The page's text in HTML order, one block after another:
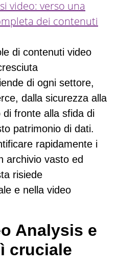
video: verso una
dei contenuti
di contenuti video
di ogni settore,
dalla sicurezza alla
fronte alla sfida di
patrimonio di dati.
rapidamente i
archivio vasto ed
risiede
e nella video
Analysis e
cruciale